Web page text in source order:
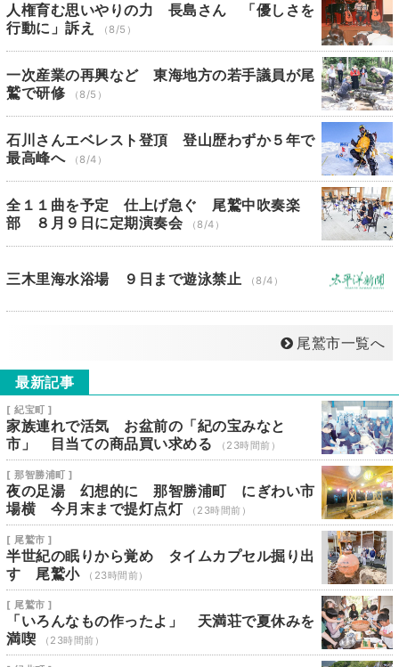
人権育む思いやりの力 長島さん 「優しさを
行動に」訴え
（8/5）
一次産業の再興など 東海地方の若手議員が尾
鷲で研修
（8/5）
石川さんエベレスト登頂 登山歴わずか５年で
最高峰へ
（8/4）
全１１曲を予定 仕上げ急ぐ 尾鷲中吹奏楽
部 ８月９日に定期演奏会
（8/4）
三木里海水浴場 ９日まで遊泳禁止 （8/4）
尾鷲市一覧へ
最新記事
[ 紀宝町 ]
家族連れで活気 お盆前の「紀の宝みなと
市」 目当ての商品買い求める
（23時間前）
[ 那智勝浦町 ]
夜の足湯 幻想的に 那智勝浦町 にぎわい市
場横 今月末まで提灯点灯
（23時間前）
[ 尾鷲市 ]
半世紀の眠りから覚め タイムカプセル掘り出
す 尾鷲小
（23時間前）
[ 尾鷲市 ]
「いろんなもの作ったよ」 天満荘で夏休みを
満喫
（23時間前）